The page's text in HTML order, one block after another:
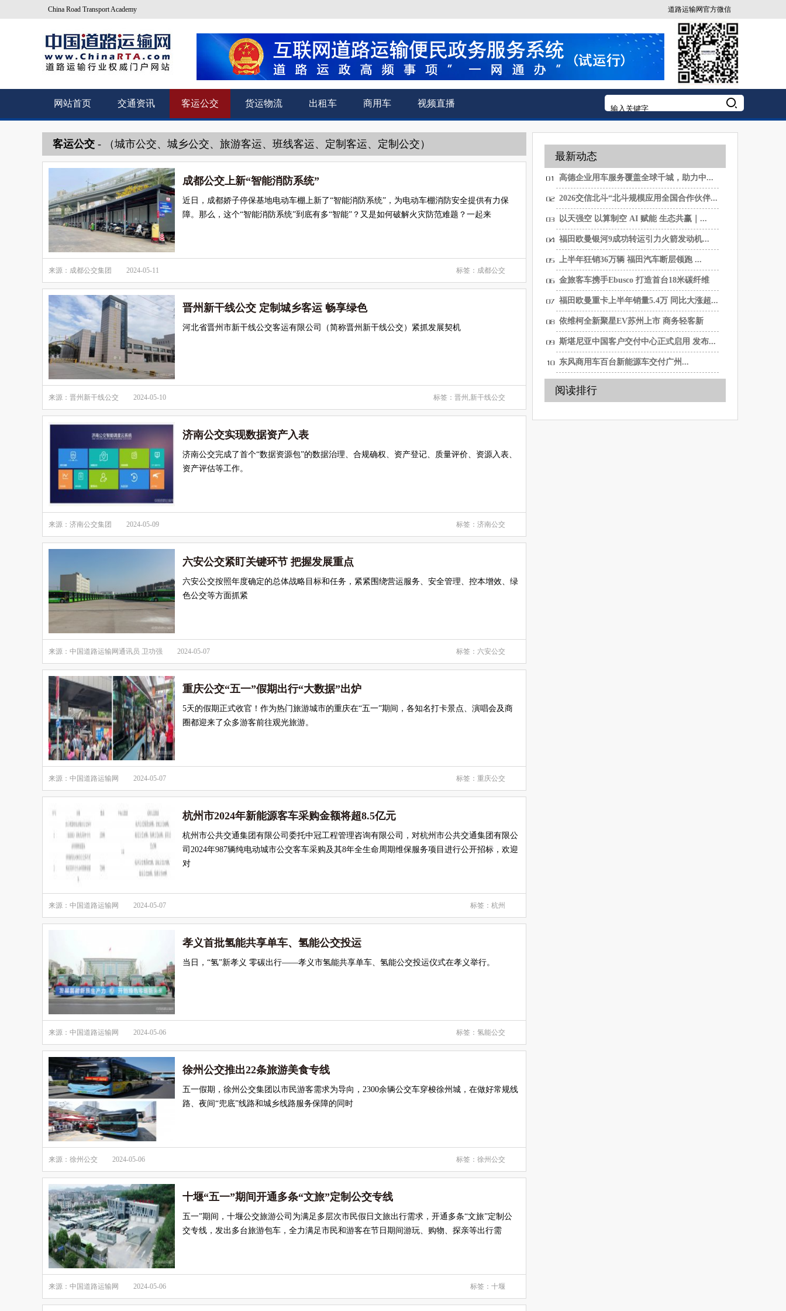
China Road Transport Academy 道路运输网官方微信
网站首页 交通资讯 客运公交 货运物流 出租车 商用车 视频直播
客运公交 - （城市公交、城乡公交、旅游客运、班线客运、定制客运、定制公交）
成都公交上新“智能消防系统”
近日，成都娇子停保基地电动车棚上新了“智能消防系统”，为电动车棚消防安全提供有力保
障。那么，这个“智能消防系统”到底有多“智能”？又是如何破解火灾防范难题？一起来
来源：成都公交集团 2024-05-11 标签： 成都公交
晋州新干线公交 定制城乡客运 畅享绿色
河北省晋州市新干线公交客运有限公司（简称晋州新干线公交）紧抓发展契机
来源：晋州新干线公交 2024-05-10 标签： 晋州 ,新干线公交
济南公交实现数据资产入表​
济南公交完成了首个“数据资源包”的数据治理、合规确权、资产登记、质量评价、资源入表、
资产评估等工作。
来源：济南公交集团 2024-05-09 标签： 济南公交
六安公交紧盯关键环节 把握发展重点
六安公交按照年度确定的总体战略目标和任务，紧紧围绕营运服务、安全管理、控本增效、绿
色公交等方面抓紧
来源：中国道路运输网通讯员 卫功强 2024-05-07 标签： 六安公交
重庆公交“五一”假期出行“大数据”出炉
5天的假期正式收官！作为热门旅游城市的重庆在“五一”期间，各知名打卡景点、演唱会及商
圈都迎来了众多游客前往观光旅游。
来源：中国道路运输网 2024-05-07 标签： 重庆公交
杭州市2024年新能源客车采购金额将超8.5亿元
杭州市公共交通集团有限公司委托中冠工程管理咨询有限公司，对杭州市公共交通集团有限公
司2024年987辆纯电动城市公交客车采购及其8年全生命周期维保服务项目进行公开招标，欢迎
对
来源：中国道路运输网 2024-05-07 标签： 杭州
孝义首批氢能共享单车、氢能公交投运
当日，“氢”新孝义 零碳出行——孝义市氢能共享单车、氢能公交投运仪式在孝义举行。
来源：中国道路运输网 2024-05-06 标签： 氢能公交
徐州公交推出22条旅游美食专线
五一假期，徐州公交集团以市民游客需求为导向，2300余辆公交车穿梭徐州城，在做好常规线
路、夜间“兜底”线路和城乡线路服务保障的同时
来源：徐州公交 2024-05-06 标签： 徐州公交
十堰“五一”期间开通多条“文旅”定制公交专线
五一”期间，十堰公交旅游公司为满足多层次市民假日文旅出行需求，开通多条“文旅”定制公
交专线，发出多台旅游包车，全力满足市民和游客在节日期间游玩、购物、探亲等出行需
来源：中国道路运输网 2024-05-06 标签： 十堰
最新动态
高德企业用车服务覆盖全球千城，助力中...
2026交信北斗“北斗规模应用全国合作伙伴...
以天强空 以算制空 AI 赋能 生态共赢｜...
福田欧曼银河9成功转运引力火箭发动机...
上半年狂销36万辆 福田汽车断层领跑 ...
金旅客车携手Ebusco 打造首台18米碳纤维
纯...
福田欧曼重卡上半年销量5.4万 同比大涨超...
依维柯全新聚星EV苏州上市 商务轻客新
选...
斯堪尼亚中国客户交付中心正式启用 发布...
东风商用车百台新能源车交付广州...
阅读排行